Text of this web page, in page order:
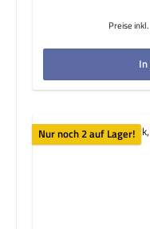
Preise
Nur noch 2 auf Lager!